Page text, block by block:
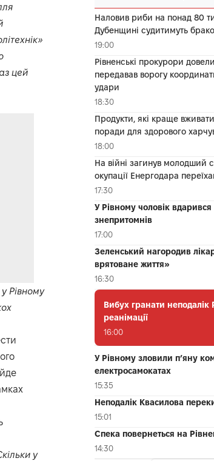
цей
Рівному
у
Наловив риби на понад 80
Дубенщині судитимуть
19:00
Рівненські прокурори
передавав ворогу
удари
18:30
Продукти, які краще
поради для здорового
18:00
На війні загинув молодший
окупації Енергодара
17:30
У Рівному чоловік вдарився
знепритомнів
17:00
Зеленський нагородив
врятоване життя»
16:30
Вибух гранати неподалік
реанімації
16:00
У Рівному зловили п’яну
електросамокатах
15:35
Неподалік Квасилова
15:01
Спека повернеться на
14:30